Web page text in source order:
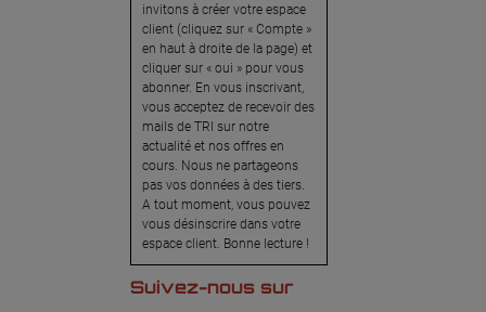
invitons à créer votre espace
client (cliquez sur « Compte »
en haut à droite de la page) et
cliquer sur « oui » pour vous
abonner. En vous inscrivant,
vous acceptez de recevoir des
mails de TRI sur notre
actualité et nos offres en
cours. Nous ne partageons
pas vos données à des tiers.
A tout moment, vous pouvez
vous désinscrire dans votre
espace client. Bonne lecture !
Suivez-nous sur